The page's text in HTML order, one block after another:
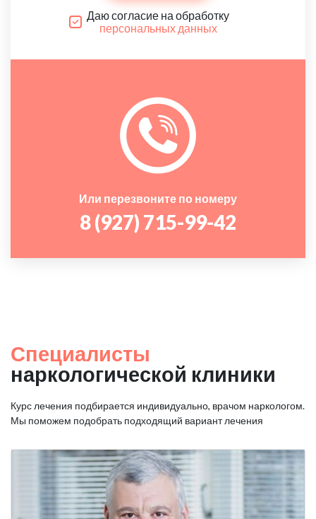
Даю согласие на обработку
персональных данных
Или перезвоните по номеру
8 (927) 715-99-42
Специалисты
наркологической клиники
Курс лечения подбирается индивидуально, врачом наркологом.
Мы поможем подобрать подходящий вариант лечения